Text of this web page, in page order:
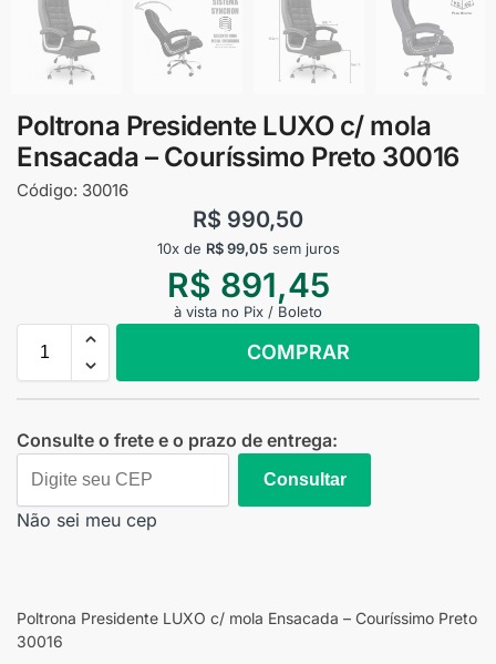
Poltrona Presidente LUXO c/ mola
Ensacada – Couríssimo Preto 30016
Código: 30016
R$ 990,50
10x de R$99,05 sem juros
R$ 891,45
à vista no Pix / Boleto
COMPRAR
Consulte o frete e o prazo de entrega:
Consultar
Não sei meu cep
Poltrona Presidente LUXO c/ mola Ensacada – Couríssimo Preto
30016